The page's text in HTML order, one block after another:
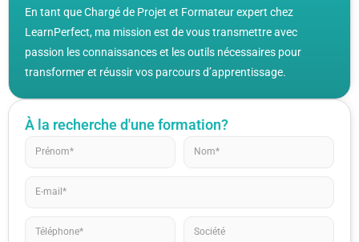
En tant que Chargé de Projet et Formateur expert chez
LearnPerfect, ma mission est de vous transmettre avec
passion les connaissances et les outils nécessaires pour
transformer et réussir vos parcours d’apprentissage.
À la recherche d'une formation?